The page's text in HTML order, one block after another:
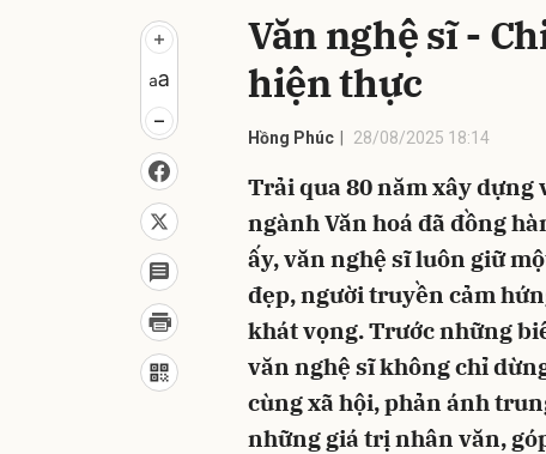
Văn nghệ sĩ -
hiện thực
Hồng Phúc 28/08/2025 18:14
Trải qua 80 năm xây dựng
ngành Văn hoá đã đồng
ấy, văn nghệ sĩ luôn giữ
đẹp, người truyền cảm
khát vọng. Trước những
văn nghệ sĩ không chỉ
cùng xã hội, phản ánh
những giá trị nhân văn,